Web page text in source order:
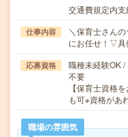
交通費規定内支
仕事内容
＼保育士さん
にお任せ！▽
応募資格
職種未経験OK
不要
【保育士資格
も可※資格があ
職場の雰囲気